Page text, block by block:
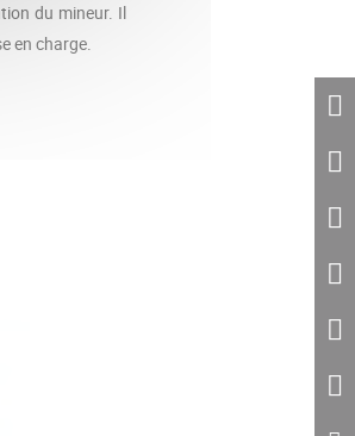
du mineur. Il
en charge.